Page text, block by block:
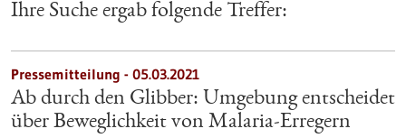
Ihre Suche ergab folgende Treffer:
Pressemitteilung - 05.03.2021
Ab durch den Glibber: Umgebung entscheidet
über Beweglichkeit von Malaria-Erregern